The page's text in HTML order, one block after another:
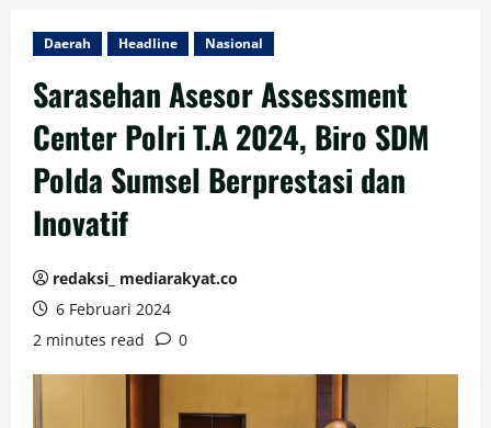
Daerah Headline Nasional
Sarasehan Asesor Assessment
Center Polri T.A 2024, Biro SDM
Polda Sumsel Berprestasi dan
Inovatif
redaksi_ mediarakyat.co
6 Februari 2024
2 minutes read
0